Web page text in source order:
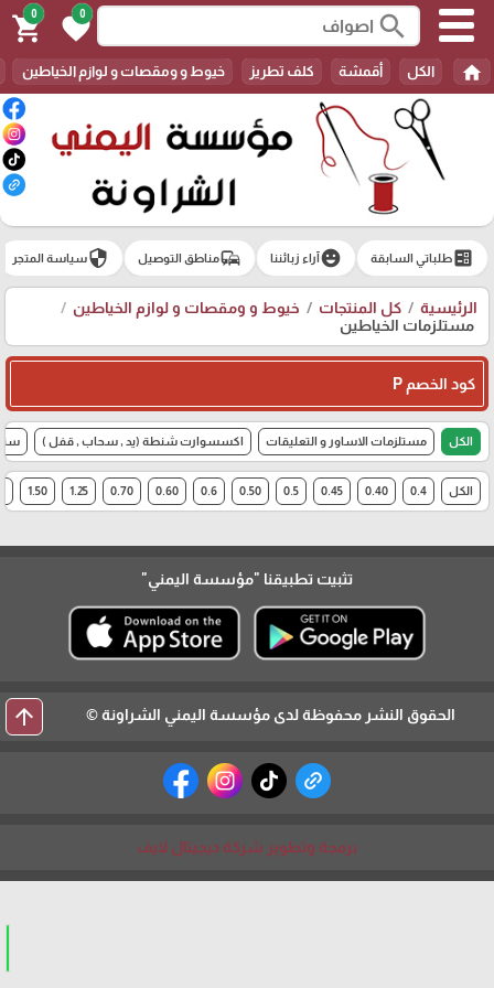
search
0
favorite
0
shopping_cart
home الكل أقمشة كلف تطريز خيوط و ومقصات و لوازم الخياطين
ballotطلباتي السابقة emoji_emotionsآراء زبائننا commuteمناطق التوصيل securityسياسة المتجر
الرئيسية كل المنتجات
خيوط و ومقصات و لوازم الخياطين
مستلزمات الخياطين
كود الخصم P
الكل مستلزمات الاساور و التعليقات اكسسوارت شنطة (يد , سحاب , قفل )
الكل 0.4
0.40
0.45
0.5
0.50
0.6
0.60
0.70
1.25
1.50
تثبيت تطبيقنا "مؤسسة اليمني"
الحقوق النشر محفوظة لدى مؤسسة اليمني الشراونة © arrow_upward
برمجة وتطوير شركة ديجيتال لايف